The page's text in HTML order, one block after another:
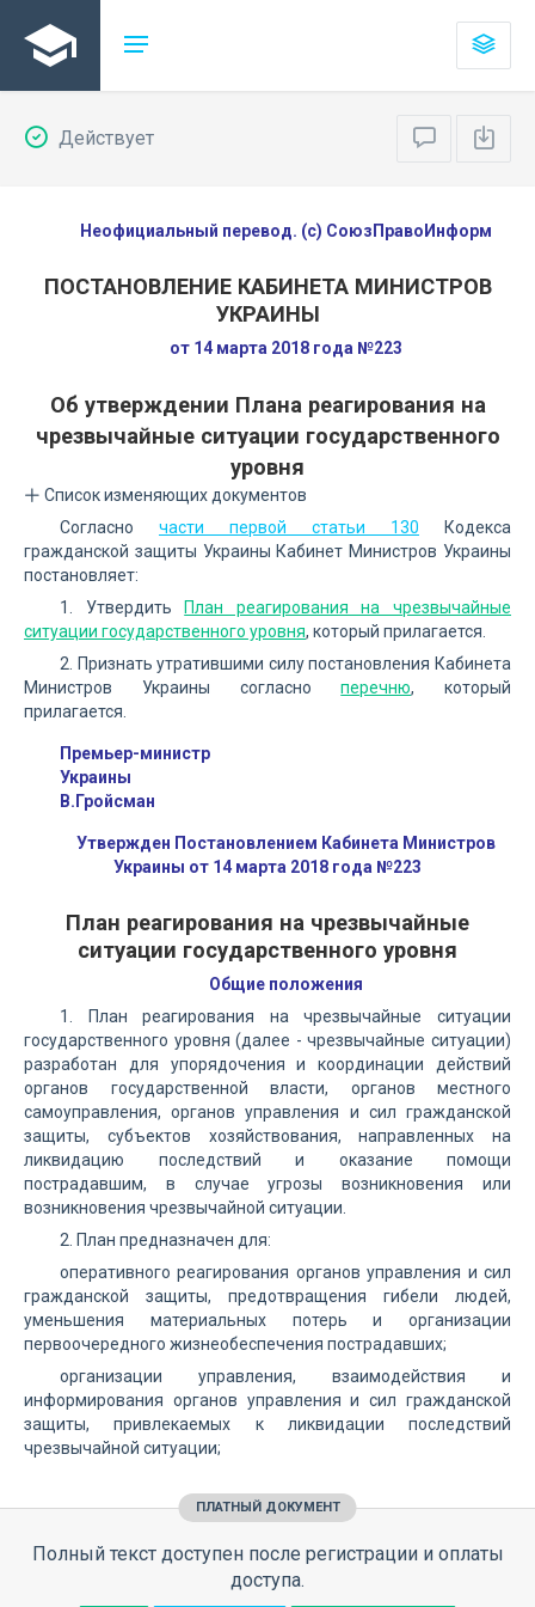
Действует
Неофициальный перевод. (с) СоюзПравоИнформ
ПОСТАНОВЛЕНИЕ КАБИНЕТА МИНИСТРОВ
УКРАИНЫ
от 14 марта 2018 года №223
Об утверждении Плана реагирования на
чрезвычайные ситуации государственного
уровня
Список изменяющих документов
Согласно части первой статьи 130 Кодекса
гражданской защиты Украины Кабинет Министров Украины
постановляет:
1. Утвердить
План реагирования на чрезвычайные
ситуации государственного уровня, который прилагается.
2. Признать утратившими силу постановления Кабинета
Министров Украины согласноперечню, который
прилагается.
Премьер-министр
Украины
В.Гройсман
Утвержден Постановлением Кабинета Министров
Украины от 14 марта 2018 года №223
План реагирования на чрезвычайные
ситуации государственного уровня
Общие положения
1. План реагирования на чрезвычайные ситуации
государственного уровня (далее - чрезвычайные ситуации)
разработан для упорядочения и координации действий
органов государственной власти, органов местного
самоуправления, органов управления и сил гражданской
защиты, субъектов хозяйствования, направленных на
ликвидацию последствий и оказание помощи
пострадавшим, в случае угрозы возникновения или
возникновения чрезвычайной ситуации.
2. План предназначен для:
оперативного реагирования органов управления и сил
гражданской защиты, предотвращения гибели людей,
уменьшения материальных потерь и организации
первоочередного жизнеобеспечения пострадавших;
организации управления, взаимодействия и
информирования органов управления и сил гражданской
защиты, привлекаемых к ликвидации последствий
чрезвычайной ситуации;
ПЛАТНЫЙ ДОКУМЕНТ
Полный текст доступен после регистрации и оплаты
доступа.